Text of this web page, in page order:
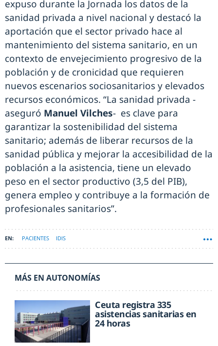
expuso durante la Jornada los datos de la
sanidad privada a nivel nacional y destacó la
aportación que el sector privado hace al
mantenimiento del sistema sanitario, en un
contexto de envejecimiento progresivo de la
población y de cronicidad que requieren
nuevos escenarios sociosanitarios y elevados
recursos económicos. “La sanidad privada -
aseguró Manuel Vilches- es clave para
garantizar la sostenibilidad del sistema
sanitario; además de liberar recursos de la
sanidad pública y mejorar la accesibilidad de la
población a la asistencia, tiene un elevado
peso en el sector productivo (3,5 del PIB),
genera empleo y contribuye a la formación de
profesionales sanitarios”.
PACIENTES IDIS
MÁS EN AUTONOMÍAS
Ceuta registra 335
asistencias sanitarias en
24 horas